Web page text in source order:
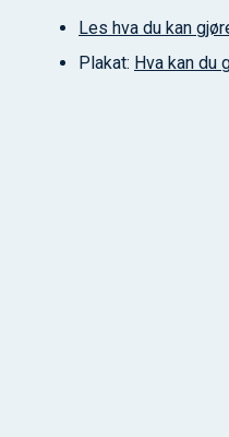
Les hva du kan
Plakat: Hva kan du